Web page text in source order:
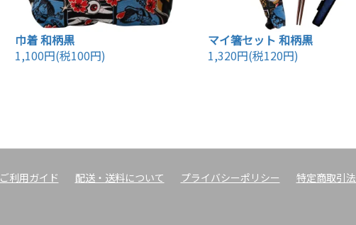
巾着 和柄黒
1,100円(税100円)
マイ箸セット 和柄黒
1,320円(税120円)
ご利用ガイド 配送・送料について プライバシーポリシー 特定商取引